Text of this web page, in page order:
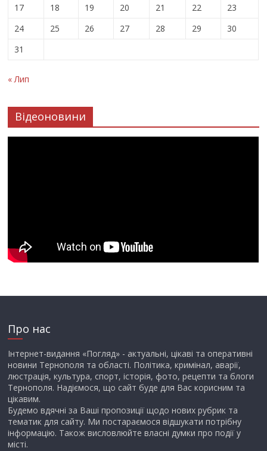
17
18 19 20 21 22
23
24
25 26 27 28 29
30
31
« Лип
Відеоновини
Про нас
Інтернет-видання «Погляд» - актуальні, цікаві та оперативні
новини Тернополя та області. Політика, кримінал, аварії,
люстрація, культура, спорт, історія, фото, рецепти та блоги
Тернополя. Надіємося, що сайт буде для Вас корисним та
цікавим.
Будемо вдячні за Ваші пропозиції щодо нових рубрик та
тематик для сайту. Ми постараємося відшукати потрібну
інформацію. Також висловлюйте власні думки про події у
місті.